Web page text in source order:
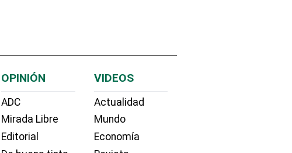
OPINIÓN
ADC
Mirada Libre
Editorial
VIDEOS
Actualidad
Mundo
Economía